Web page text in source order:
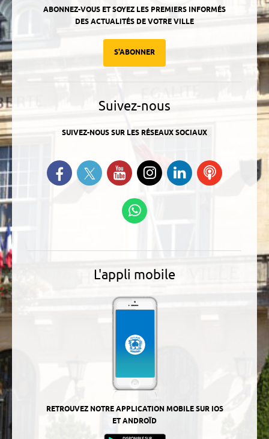
ABONNEZ-VOUS ET SOYEZ LES PREMIERS INFORMÉS
DES ACTUALITÉS DE VOTRE VILLE
S'ABONNER
Suivez-nous
SUIVEZ-NOUS SUR LES RÉSEAUX SOCIAUX
Retrouvez-nous sur Facebook
Suivez-nous sur Twitter
Suivez-nous sur YouTube
Suivez-nous sur
Instagram
Retrouvez-
nous sur
Ecoutez
L'appli mobile
RETROUVEZ NOTRE APPLICATION MOBILE SUR IOS
ET ANDROÏD